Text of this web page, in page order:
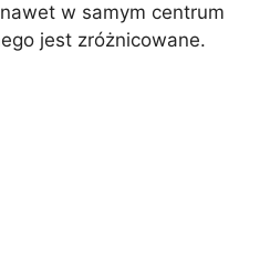
w samym centrum
jest zróżnicowane.